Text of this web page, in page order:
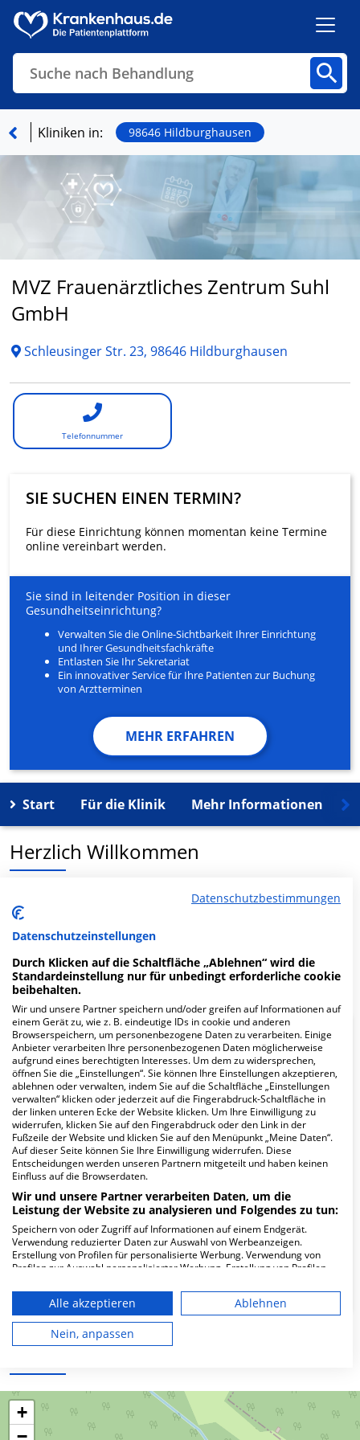
Suche nach Behandlung
Finden
Kliniken in: 98646 Hildburghausen
MVZ Frauenärztliches Zentrum Suhl
GmbH
Schleusinger Str. 23, 98646 Hildburghausen
Telefonnummer
SIE SUCHEN EINEN TERMIN?
Für diese Einrichtung können momentan keine Termine
online vereinbart werden.
Sie sind in leitender Position in dieser
Gesundheitseinrichtung?
Verwalten Sie die Online-Sichtbarkeit Ihrer Einrichtung
und Ihrer Gesundheitsfachkräfte
Entlasten Sie Ihr Sekretariat
Ein innovativer Service für Ihre Patienten zur Buchung
von Arztterminen
MEHR ERFAHREN
Start Für die Klinik Mehr Informationen
Herzlich Willkommen
MVZ Frauenärztliches Zentrum Suhl GmbH in der
Schleusinger Str. 23 ist ein medizinisches
Versorgungszentrum in Hildburghausen.
Mehr Informationen
FAQ
Hier ﬁnden Sie häuﬁg gestellte Fragen zu dieser Klinik.
Wie lautet die Adresse von MVZ
Frauenärztliches Zentrum Suhl GmbH?
98646 Hildburghausen
Wie ist die Telefonnummer von MVZ
+
Datenschutzbestimmungen
Datenschutzeinstellungen
Durch Klicken auf die Schaltfläche „Ablehnen“ wird die
Standardeinstellung nur für unbedingt erforderliche cookie
beibehalten.
Wir und unsere Partner speichern und/oder greifen auf Informationen auf
einem Gerät zu, wie z. B. eindeutige IDs in cookie und anderen
Browserspeichern, um personenbezogene Daten zu verarbeiten. Einige
Anbieter verarbeiten Ihre personenbezogenen Daten möglicherweise
aufgrund eines berechtigten Interesses. Um dem zu widersprechen,
öffnen Sie die „Einstellungen“. Sie können Ihre Einstellungen akzeptieren,
ablehnen oder verwalten, indem Sie auf die Schaltfläche „Einstellungen
verwalten“ klicken oder jederzeit auf die Fingerabdruck-Schaltfläche in
der linken unteren Ecke der Website klicken. Um Ihre Einwilligung zu
widerrufen, klicken Sie auf den Fingerabdruck oder den Link in der
Fußzeile der Website und klicken Sie auf den Menüpunkt „Meine Daten“.
Auf dieser Seite können Sie Ihre Einwilligung widerrufen. Diese
Entscheidungen werden unseren Partnern mitgeteilt und haben keinen
Einfluss auf die Browserdaten.
Wir und unsere Partner verarbeiten Daten, um die
Leistung der Website zu analysieren und Folgendes zu tun:
Speichern von oder Zugriff auf Informationen auf einem Endgerät.
Verwendung reduzierter Daten zur Auswahl von Werbeanzeigen.
Erstellung von Profilen für personalisierte Werbung. Verwendung von
Profilen zur Auswahl personalisierter Werbung. Erstellung von Profilen
personalisierter Inhalte. Messung der Werbeleistung. Messung der
Performance von Inhalten. Analyse von Zielgruppen durch Statistiken
oder Kombinationen von Daten aus verschiedenen Quellen. Entwicklung
und Verbesserung der Angebote. Verwendung reduzierter Daten zur
Auswahl von Inhalten.
die USA gesendet werden.
Ihre Einwilligung und die cookie Richtlinie gelten ausschließlich für diese
Website/App.
Partnerliste anzeigen (1 IAB-Anbieter)
Alle akzeptieren
Ablehnen
Nein, anpassen